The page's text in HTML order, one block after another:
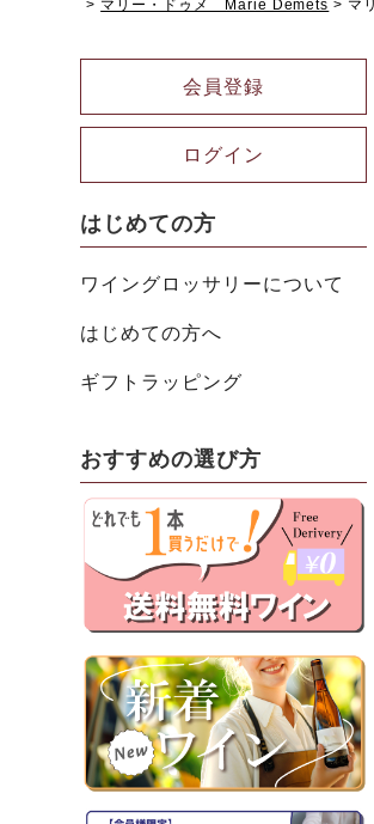
マリー・ドゥメ Marie Demets
マ
会員登録
ログイン
はじめての方
ワイングロッサリーについて
はじめての方へ
ギフトラッピング
おすすめの選び方